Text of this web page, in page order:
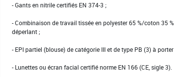
- Gants en nitrile certifiés EN 374-3 ;
- Combinaison de travail tissée en polyester 65 %/coton 35
déperlant ;
- EPI partiel (blouse) de catégorie III et de type PB (3) à
- Lunettes ou écran facial certifié norme EN 166 (CE, sigle 3).